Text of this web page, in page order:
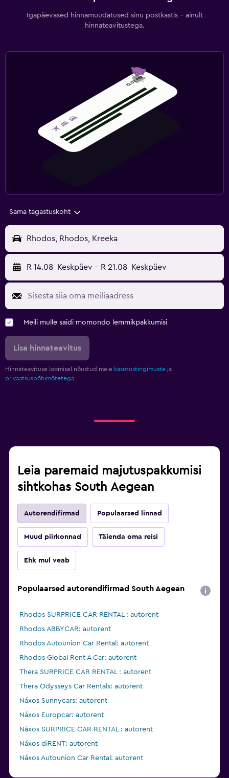
Igapäevased hinnamuudatused sinu postkastis – ainult
hinnateavitustega.
Sama tagastuskoht
Rhodos, Rhodos, Kreeka
R 14.08 Keskpäev - R 21.08 Keskpäev
Meili mulle saidi momondo lemmikpakkumisi
Lisa hinnateavitus
Hinnateavituse loomisel nõustud meie kasutustingimuste ja
privaatsuspõhimõtetega.
Leia paremaid majutuspakkumisi
sihtkohas South Aegean
Autorendifirmad Populaarsed linnad
Muud piirkonnad Täienda oma reisi
Ehk mul veab
Populaarsed autorendifirmad South Aegean
Rhodos SURPRICE CAR RENTAL : autorent
Rhodos ABBYCAR: autorent
Rhodos Autounion Car Rental: autorent
Rhodos Global Rent A Car: autorent
Thera SURPRICE CAR RENTAL : autorent
Thera Odysseys Car Rentals: autorent
Náxos Sunnycars: autorent
Náxos Europcar: autorent
Náxos SURPRICE CAR RENTAL : autorent
Náxos diRENT: autorent
Náxos Autounion Car Rental: autorent